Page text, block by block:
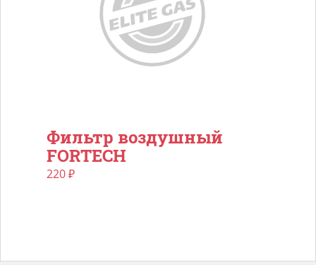
Фильтр воздушный
FORTECH
220₽